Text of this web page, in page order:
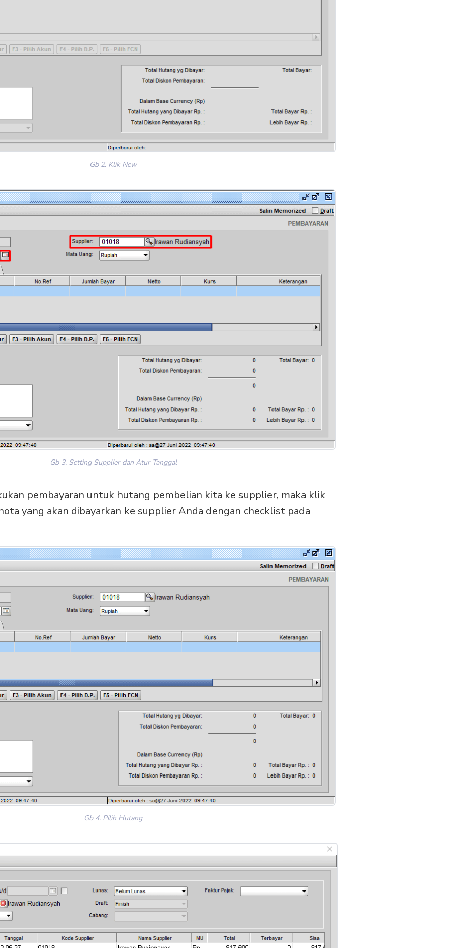
Gb 2. Klik New
Gb 3. Setting Supplier dan Atur Tanggal
pembayaran untuk hutang pembelian kita ke supplier, maka klik
yang akan dibayarkan ke supplier Anda dengan checklist pada
Gb 4. Pilih Hutang